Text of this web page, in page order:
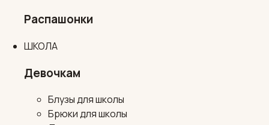
Распашонки
ШКОЛА
Девочкам
Блузы для школы
Брюки для школы